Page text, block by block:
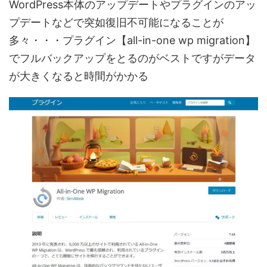
WordPress本体のアップデートやプラグインのアッ
プデートなどで突如復旧不可能になることが
多々・・・プラグイン【all-in-one wp migration】
でフルバックアップをとるのがベストですがデータ
が大きくなると時間がかかる